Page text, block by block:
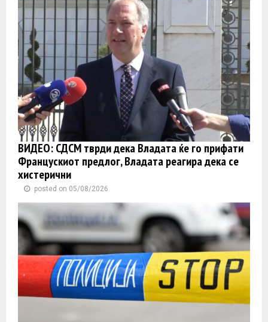
ВИДЕО: СДСМ тврди дека Владата ќе го прифати
Францускиот предлог, Владата реагира дека се
хистерични
posted on 05/08/2026